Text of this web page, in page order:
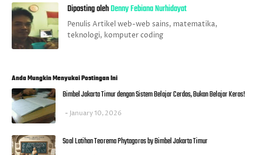
Diposting olehDenny Febiana Nurhidayat
Penulis Artikel web-web sains, matematika,
teknologi, komputer coding
Anda Mungkin Menyukai Postingan Ini
Bimbel Jakarta Timur dengan Sistem Belajar Cerdas, Bukan Belajar Keras!
January 10, 2026
Soal Latihan Teorema Phytagoras by Bimbel Jakarta Timur